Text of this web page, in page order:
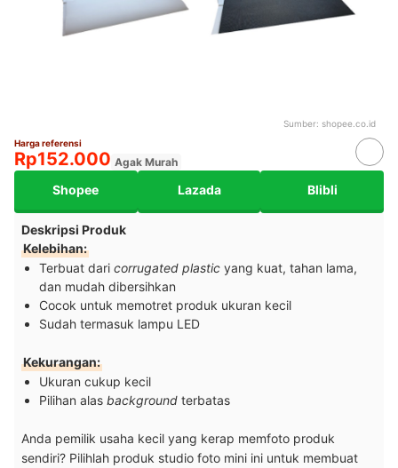
Sumber: shopee.co.id
Harga referensi
Rp152.000 Agak Murah
Shopee Lazada Blibli
Deskripsi Produk
Kelebihan:
Terbuat dari corrugated plastic yang kuat, tahan lama,
dan mudah dibersihkan
Cocok untuk memotret produk ukuran kecil
Sudah termasuk lampu LED
Kekurangan:
Ukuran cukup kecil
Pilihan alas background terbatas
Anda pemilik usaha kecil yang kerap memfoto produk
sendiri? Pilihlah produk studio foto mini ini untuk membuat